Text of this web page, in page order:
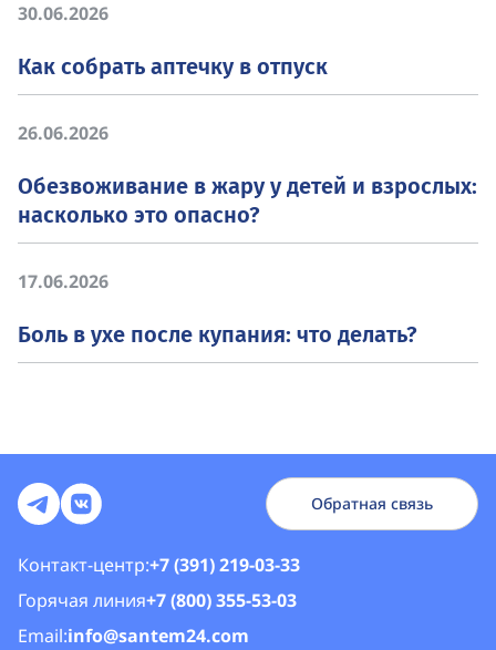
30.06.2026
Как собрать аптечку в отпуск
26.06.2026
Обезвоживание в жару у детей и взрослых:
насколько это опасно?
17.06.2026
Боль в ухе после купания: что делать?
Контакт-центр:+7 (391) 219-03-33
Горячая линия+7 (800) 355-53-03
Email:info@santem24.com
Обратная связь